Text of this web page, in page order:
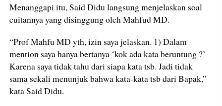
Menanggapi itu, Said Didu langsung menjelaskan soal
cuitannya yang disinggung oleh Mahfud MD.
“Prof Mahfu MD yth, izin saya jelaskan. 1) Dalam
mention saya hanya bertanya ‘kok ada kata beruntung ?’
Karena saya tidak tahu dari siapa kata tsb. Jadi tidak
sama sekali menunjuk bahwa kata-kata tsb dari Bapak,”
kata Said Didu.